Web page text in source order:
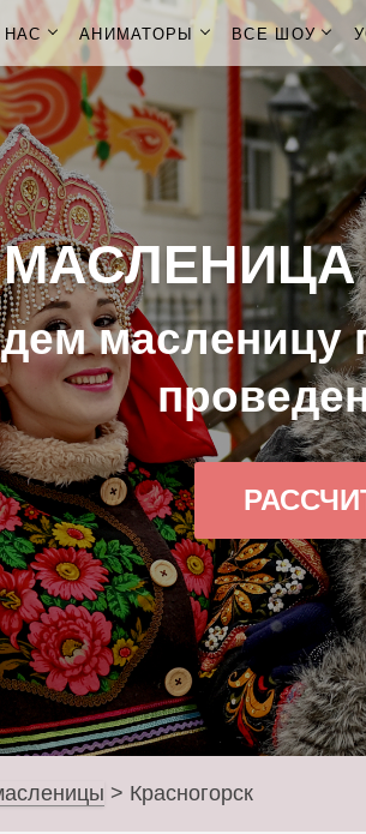
АНИМАТОРЫ ВСЕ ШОУ
МАСЛЕНИЦА
масленицу
> Красногорск